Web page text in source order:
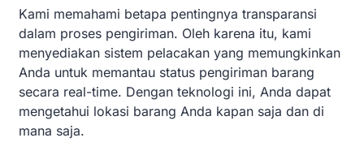
Kami memahami betapa pentingnya transparansi
dalam proses pengiriman. Oleh karena itu, kami
menyediakan sistem pelacakan yang memungkinkan
Anda untuk memantau status pengiriman barang
secara real-time. Dengan teknologi ini, Anda dapat
mengetahui lokasi barang Anda kapan saja dan di
mana saja.